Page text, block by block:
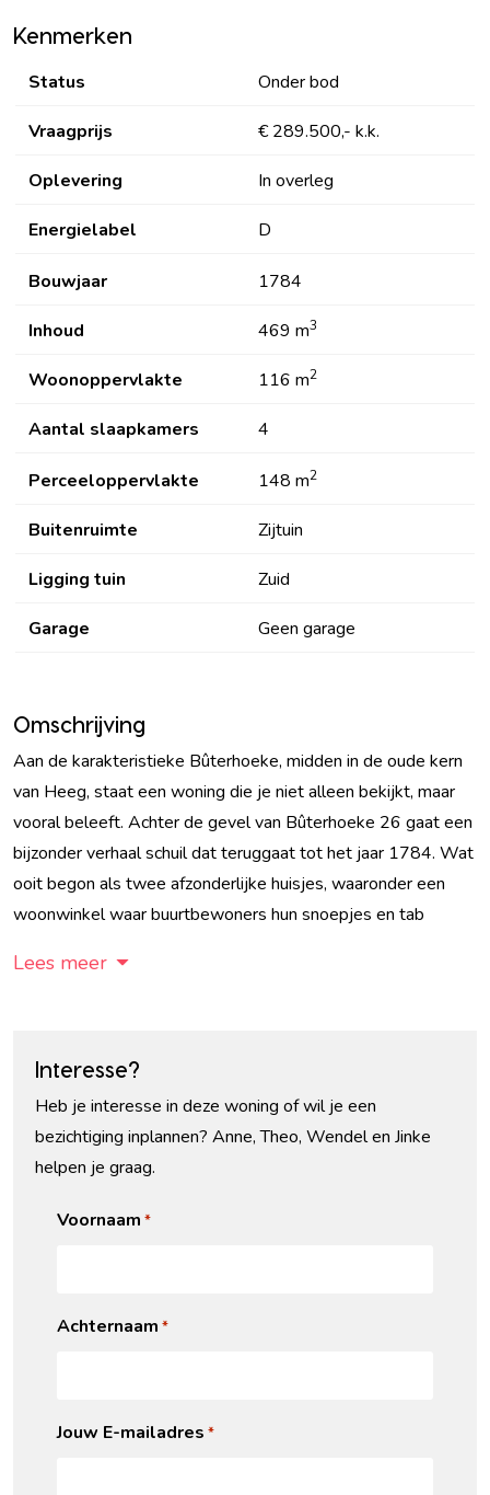
Kenmerken
Status Onder bod
Vraagprijs € 289.500,- k.k.
Oplevering In overleg
Energielabel D
Bouwjaar 1784
Inhoud 469 m3
Woonoppervlakte 116 m2
Aantal slaapkamers 4
Perceeloppervlakte 148 m2
Buitenruimte Zijtuin
Ligging tuin Zuid
Garage Geen garage
Omschrijving
Aan de karakteristieke Bûterhoeke, midden in de oude kern
van Heeg, staat een woning die je niet alleen bekijkt, maar
vooral beleeft. Achter de gevel van Bûterhoeke 26 gaat een
bijzonder verhaal schuil dat teruggaat tot het jaar 1784. Wat
ooit begon als twee afzonderlijke huisjes, waaronder een
woonwinkel waar buurtbewoners hun snoepjes en tab
Lees meer
Interesse?
Heb je interesse in deze woning of wil je een
bezichtiging inplannen? Anne, Theo, Wendel en Jinke
helpen je graag.
Voornaam *
Achternaam *
Jouw E-mailadres *